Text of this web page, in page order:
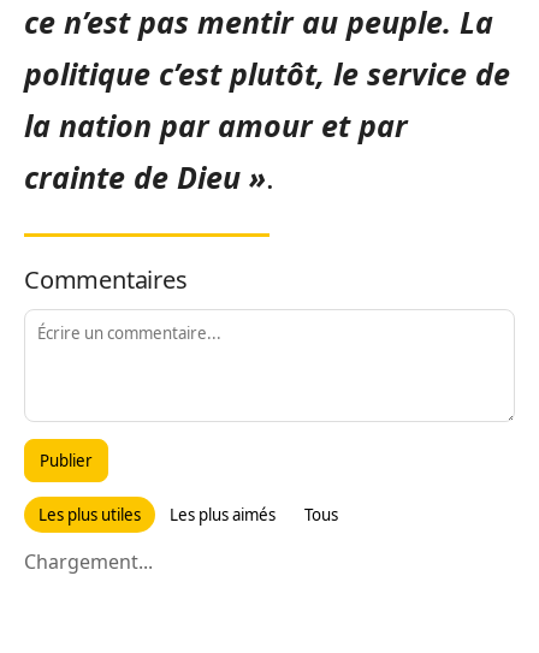
ce n’est pas mentir au peuple. La
politique c’est plutôt, le service de
la nation par amour et par
crainte de Dieu ».
Commentaires
Publier
Les plus utiles Les plus aimés Tous
Chargement...